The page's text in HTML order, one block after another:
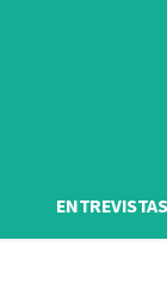
ENTREVISTAS